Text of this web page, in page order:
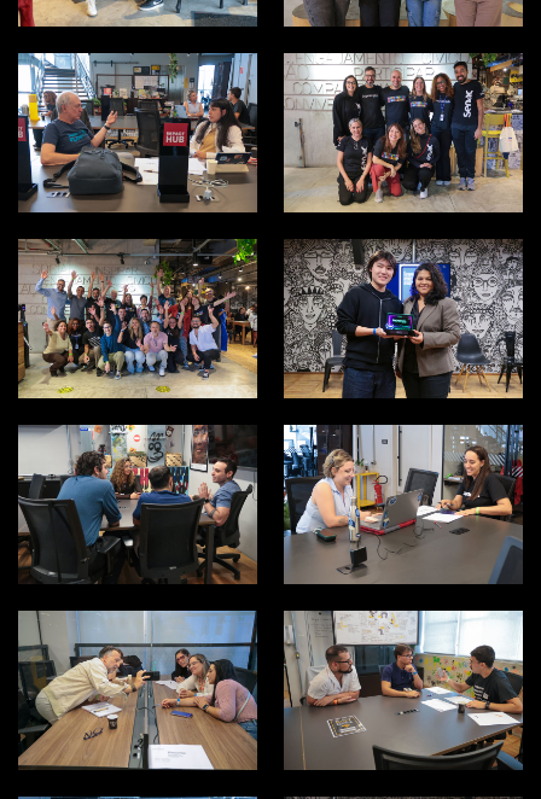
EXPERIENCE DAY
2026
EXPERIENCE DAY
2026
EXPERIENCE DAY
2026
EXPERIENCE DAY
2026
EXPERIENCE DAY
2026
EXPERIENCE DAY
2026
EXPERIENCE DAY
2026
EXPERIENCE DAY
2026